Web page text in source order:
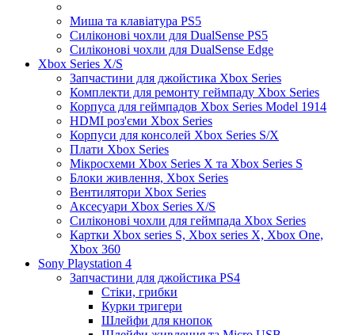
Миша та клавіатура PS5
Силіконові чохли для DualSense PS5
Силіконові чохли для DualSense Edge
Xbox Series X/S
Запчастини для джойстика Xbox Series
Комплекти для ремонту геймпаду Xbox Series
Корпуса для геймпадов Xbox Series Model 1914
HDMI роз'єми Xbox Series
Корпуси для консолей Xbox Series S/X
Плати Xbox Series
Мікросхеми Xbox Series X та Xbox Series S
Блоки живлення, Xbox Series
Вентилятори Xbox Series
Аксесуари Xbox Series X/S
Силіконові чохли для геймпада Xbox Series
Картки Xbox series S, Xbox series X, Xbox One,
Xbox 360
Sony Playstation 4
Запчастини для джойстика PS4
Стіки, грибки
Курки тригери
Шлейфи для кнопок